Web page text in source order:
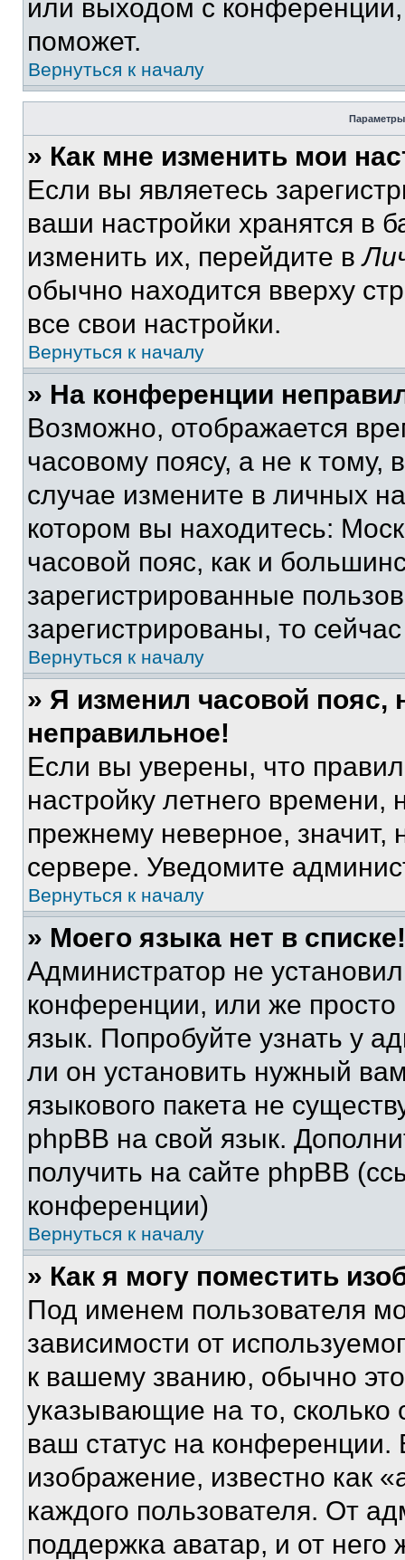
или выходом с
поможет.
Вернуться к началу
Параметры
» Как мне изменить мои
Если вы являетесь
ваши настройки хранятся в
изменить их, перейдите в
обычно находится вверху
все свои настройки.
Вернуться к началу
» На конференции
Возможно, отображается
часовому поясу, а не к тому,
случае измените в личных
котором вы находитесь:
часовой пояс, как и
зарегистрированные
зарегистрированы, то
Вернуться к началу
» Я изменил часовой пояс,
неправильное!
Если вы уверены, что
настройку летнего
прежнему неверное, значит,
сервере. Уведомите
Вернуться к началу
» Моего языка нет в списке!
Администратор не
конференции, или же
язык. Попробуйте узнать у
ли он установить нужный
языкового пакета не
phpBB на свой язык.
получить на сайте phpBB
конференции)
Вернуться к началу
» Как я могу поместить
Под именем пользователя
зависимости от
к вашему званию, обычно это
указывающие на то,
ваш статус на
изображение, известно как
каждого пользователя. От
поддержка аватар, и от него